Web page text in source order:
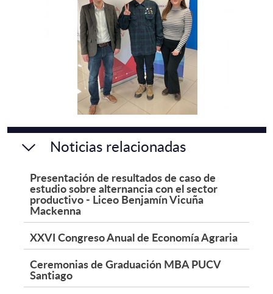
Noticias relacionadas
Presentación de resultados de caso de
estudio sobre alternancia con el sector
productivo - Liceo Benjamín Vicuña
Mackenna
XXVI Congreso Anual de Economía Agraria
Ceremonias de Graduación MBA PUCV
Santiago